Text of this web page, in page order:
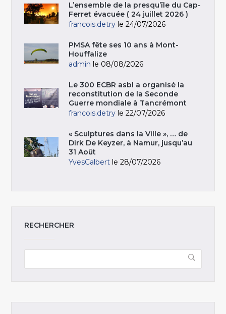
L’ensemble de la presqu’île du Cap-
Ferret évacuée ( 24 juillet 2026 )
francois.detry le 24/07/2026
PMSA fête ses 10 ans à Mont-
Houffalize
admin le 08/08/2026
Le 300 ECBR asbl a organisé la
reconstitution de la Seconde
Guerre mondiale à Tancrémont
francois.detry le 22/07/2026
« Sculptures dans la Ville », … de
Dirk De Keyzer, à Namur, jusqu’au
31 Août
YvesCalbert le 28/07/2026
RECHERCHER